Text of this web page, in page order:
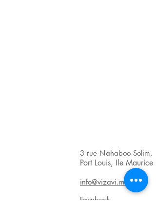
3 rue Nahaboo Solim,
Port Louis, Ile Maurice
info@vizavi.mu
Facebook